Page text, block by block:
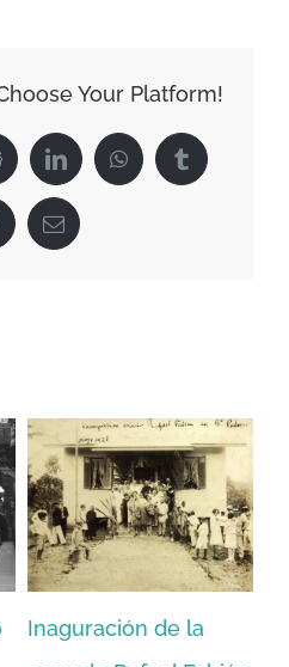
Puerto
Rico
Your Platform!
LinkedInWhatsAppTumblr
Email
Inaguración de la